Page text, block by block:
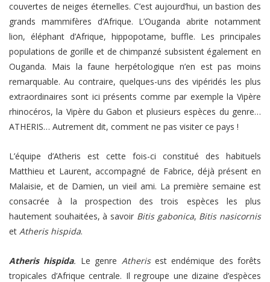
couvertes de neiges éternelles. C’est aujourd’hui, un bastion des
grands mammifères d’Afrique. L’Ouganda abrite notamment
lion, éléphant d’Afrique, hippopotame, buffle. Les principales
populations de gorille et de chimpanzé subsistent également en
Ouganda. Mais la faune herpétologique n’en est pas moins
remarquable. Au contraire, quelques-uns des vipéridés les plus
extraordinaires sont ici présents comme par exemple la Vipère
rhinocéros, la Vipère du Gabon et plusieurs espèces du genre…
ATHERIS… Autrement dit, comment ne pas visiter ce pays !
L’équipe d’Atheris est cette fois-ci constitué des habituels
Matthieu et Laurent, accompagné de Fabrice, déjà présent en
Malaisie, et de Damien, un vieil ami. La première semaine est
consacrée à la prospection des trois espèces les plus
hautement souhaitées, à savoir Bitis gabonica, Bitis nasicornis
et Atheris hispida.
Atheris hispida. Le genre Atherisest endémique des forêts
tropicales d’Afrique centrale. Il regroupe une dizaine d’espèces